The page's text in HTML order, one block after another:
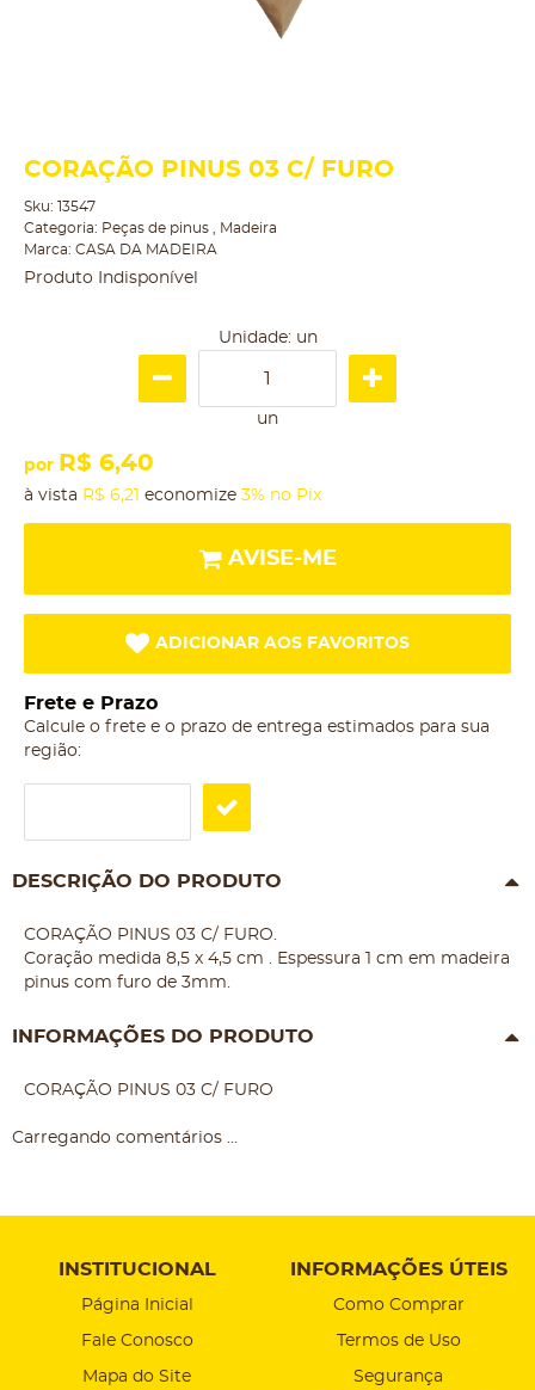
CORAÇÃO PINUS 03 C/ FURO
Sku: 13547
Categoria: Peças de pinus
Madeira
Marca: CASA DA MADEIRA
Produto Indisponível
Unidade: un
un
por R$ 6,40
à vista R$ 6,21 economize 3% no Pix
AVISE-ME
ADICIONAR AOS FAVORITOS
Frete e Prazo
Calcule o frete e o prazo de entrega estimados para sua
região:
DESCRIÇÃO DO PRODUTO
CORAÇÃO PINUS 03 C/ FURO.
Coração medida 8,5 x 4,5 cm . Espessura 1 cm em madeira
pinus com furo de 3mm.
INFORMAÇÕES DO PRODUTO
CORAÇÃO PINUS 03 C/ FURO
Carregando comentários ...
INSTITUCIONAL
Página Inicial
Fale Conosco
Mapa do Site
INFORMAÇÕES ÚTEIS
Como Comprar
Termos de Uso
Segurança